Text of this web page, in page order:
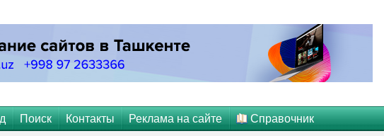
Поиск Контакты Реклама на сайте Справочник